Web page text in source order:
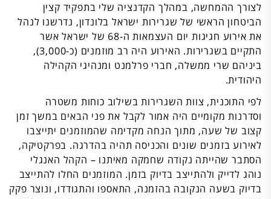
לצורך ההמחשה, במהלך הקדנציה שלי בתפקיד קצין
הביטחון הראשי של שגרירות ישראל בלונדון, נדרשנו לנהל
את אירוע חגיגות יום העצמאות ה-68 של ישראל אשר
התקיים בשגרירות. האירוע היה רב מוזמנים (כ-3,000),
ביניהם שרי ממשלה, חברי פרלמנט ומנהיגי הקהילה
היהודית.
לפי התוכנית, צוות השגרירות בשילוב כוחות משטרה
וסדרנות מקומיים היה אמור לקבל את פני הבאים במשך זמן
קצוב של שעה, מתוך הנחה מקדימה שהמוזמנים יתייצבו
לאירוע בזמנים שונים והכניסה תהיה בהדרגה. בפרקטיקה,
הסתבר שהייתה נקודה שחמקה מאיתנו – הקהל האנגלי
נוהג לדייק ולהתייצב בדיוק בזמן. המוזמנים החלו להתייצב
בדיוק בשעה הנקובה בהזמנה, התאספו והתגודדו, ונוצר פקק